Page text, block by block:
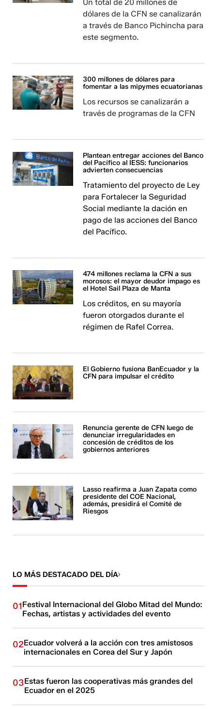
Un total de 20 millones de
dólares de la CFN se canalizarán
a través de Banco Pichincha para
este segmento.
300 millones de dólares para
fomentar a las mipymes ecuatorianas
Los recursos se canalizarán a
través de programas de la CFN
Plantean entregar acciones del Banco
del Pacífico al IESS: funcionarios
advierten consecuencias
Tratamiento del proyecto de Ley
para Fortalecer la Seguridad
Social mediante la dación en
pago de las acciones del Banco
del Pacífico.
474 millones reclama la CFN a sus
morosos: el mayor deudor impago es
el Hotel Sail Plaza de Manta
Los créditos, en su mayoría
fueron otorgados durante el
régimen de Rafel Correa.
El Gobierno fusiona BanEcuador y la
CFN para impulsar el crédito
Renuncia gerente de CFN luego de
denunciar irregularidades en
concesión de créditos de los
gobiernos anteriores
Lasso reafirma a Juan Zapata como
presidente del COE Nacional,
además, presidirá el Comité de
Riesgos
LO MÁS DESTACADO DEL DÍA
01Festival Internacional del Globo Mitad del Mundo:
Fechas, artistas y actividades del evento
02Ecuador volverá a la acción con tres amistosos
internacionales en Corea del Sur y Japón
03Estas fueron las cooperativas más grandes del
Ecuador en el 2025